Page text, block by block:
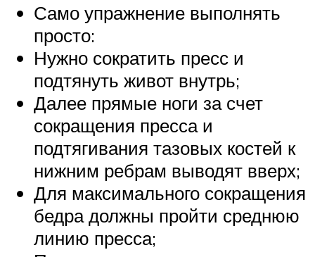
Само упражнение выполнять
просто:
Нужно сократить пресс и
подтянуть живот внутрь;
Далее прямые ноги за счет
сокращения пресса и
подтягивания тазовых костей к
нижним ребрам выводят вверх;
Для максимального сокращения
бедра должны пройти среднюю
линию пресса;